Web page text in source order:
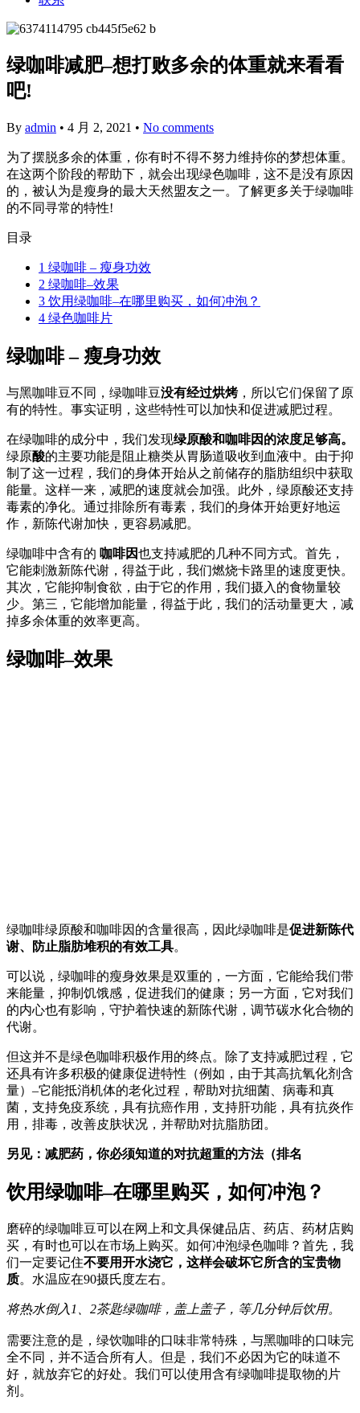
绿咖啡减肥–想打败多余的体重就来看看
吧!
By admin • 4 月 2, 2021 • No comments
为了摆脱多余的体重，你有时不得不努力维持你的梦想体重。
在这两个阶段的帮助下，就会出现绿色咖啡，这不是没有原因
的，被认为是瘦身的最大天然盟友之一。了解更多关于绿咖啡
的不同寻常的特性!
目录
1 绿咖啡 – 瘦身功效
2 绿咖啡–效果
3 饮用绿咖啡–在哪里购买，如何冲泡？
4 绿色咖啡片
绿咖啡 – 瘦身功效
与黑咖啡豆不同，绿咖啡豆没有经过烘烤，所以它们保留了原
有的特性。事实证明，这些特性可以加快和促进减肥过程。
在绿咖啡的成分中，我们发现绿原酸和咖啡因的浓度足够高。
绿原酸的主要功能是阻止糖类从胃肠道吸收到血液中。由于抑
制了这一过程，我们的身体开始从之前储存的脂肪组织中获取
能量。这样一来，减肥的速度就会加强。此外，绿原酸还支持
毒素的净化。通过排除所有毒素，我们的身体开始更好地运
作，新陈代谢加快，更容易减肥。
绿咖啡中含有的 咖啡因也支持减肥的几种不同方式。首先，
它能刺激新陈代谢，得益于此，我们燃烧卡路里的速度更快。
其次，它能抑制食欲，由于它的作用，我们摄入的食物量较
少。第三，它能增加能量，得益于此，我们的活动量更大，减
掉多余体重的效率更高。
绿咖啡–效果
绿咖啡绿原酸和咖啡因的含量很高，因此绿咖啡是促进新陈代
谢、防止脂肪堆积的有效工具。
可以说，绿咖啡的瘦身效果是双重的，一方面，它能给我们带
来能量，抑制饥饿感，促进我们的健康；另一方面，它对我们
的内心也有影响，守护着快速的新陈代谢，调节碳水化合物的
代谢。
但这并不是绿色咖啡积极作用的终点。除了支持减肥过程，它
还具有许多积极的健康促进特性（例如，由于其高抗氧化剂含
量）–它能抵消机体的老化过程，帮助对抗细菌、病毒和真
菌，支持免疫系统，具有抗癌作用，支持肝功能，具有抗炎作
用，排毒，改善皮肤状况，并帮助对抗脂肪团。
另见：减肥药，你必须知道的对抗超重的方法（排名
饮用绿咖啡–在哪里购买，如何冲泡？
磨碎的绿咖啡豆可以在网上和文具保健品店、药店、药材店购
买，有时也可以在市场上购买。如何冲泡绿色咖啡？首先，我
们一定要记住不要用开水浇它，这样会破坏它所含的宝贵物
质。水温应在90摄氏度左右。
将热水倒入1、2茶匙绿咖啡，盖上盖子，等几分钟后饮用。
需要注意的是，绿饮咖啡的口味非常特殊，与黑咖啡的口味完
全不同，并不适合所有人。但是，我们不必因为它的味道不
好，就放弃它的好处。我们可以使用含有绿咖啡提取物的片
剂。